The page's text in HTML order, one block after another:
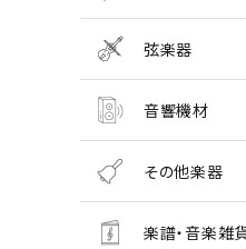
弦楽器
音響機材
その他楽器
楽譜・音楽雑